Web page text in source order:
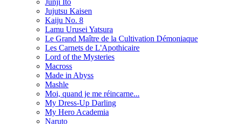
Junji Ito
Jujutsu Kaisen
Kaiju No. 8
Lamu Urusei Yatsura
Le Grand Maître de la Cultivation Démoniaque
Les Carnets de L'Apothicaire
Lord of the Mysteries
Macross
Made in Abyss
Mashle
Moi, quand je me réincarne...
My Dress-Up Darling
My Hero Academia
Naruto